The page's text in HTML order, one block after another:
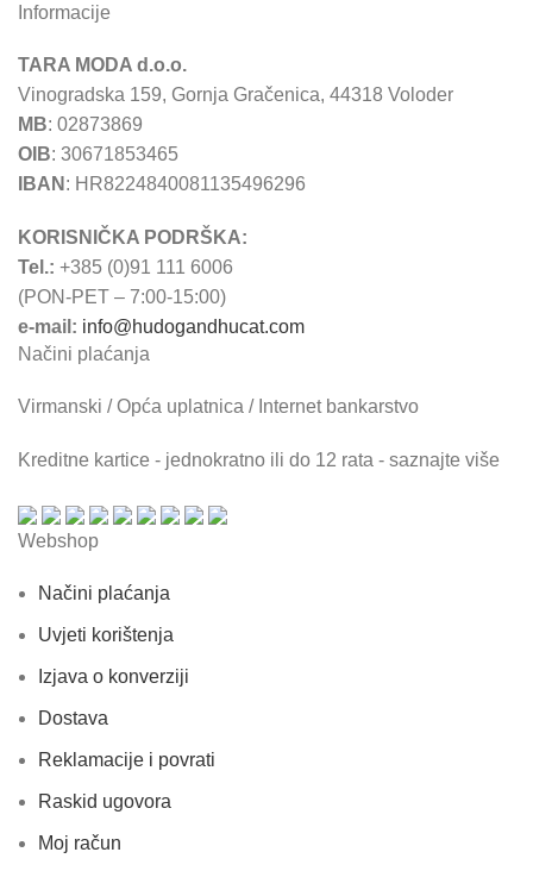
Informacije
TARA MODA d.o.o.
Vinogradska 159, Gornja Gračenica, 44318 Voloder
MB: 02873869
OIB: 30671853465
IBAN : HR8224840081135496296
KORISNIČKA PODRŠKA:
Tel.: +385 (0)91 111 6006
(PON-PET – 7:00-15:00)
e-mail: info@hudogandhucat.com
Načini plaćanja
Virmanski / Opća uplatnica / Internet bankarstvo
Kreditne kartice - jednokratno ili do 12 rata - saznajte više
Webshop
Načini plaćanja
Uvjeti korištenja
Izjava o konverziji
Dostava
Reklamacije i povrati
Raskid ugovora
Moj račun